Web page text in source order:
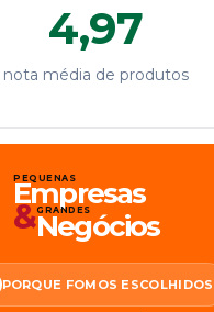
4,97
nota média de produtos
PEQUENAS
Empresas
&GRANDES
Negócios
PORQUE FOMOS ESCOLHIDOS